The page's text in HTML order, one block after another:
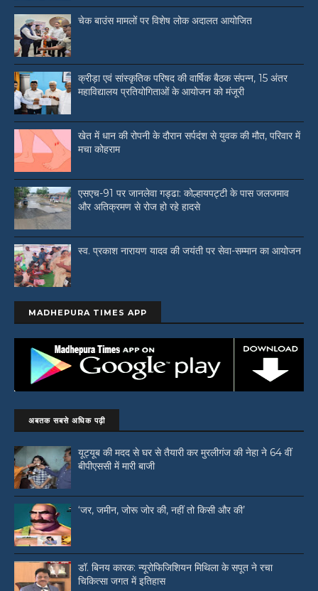
चेक बाउंस मामलों पर विशेष लोक अदालत आयोजित
क्रीड़ा एवं सांस्कृतिक परिषद की वार्षिक बैठक संपन्न, 15 अंतर
महाविद्यालय प्रतियोगिताओं के आयोजन को मंजूरी
खेत में धान की रोपनी के दौरान सर्पदंश से युवक की मौत, परिवार में
मचा कोहराम
एसएच-91 पर जानलेवा गड्ढा: कोल्हायपट्टी के पास जलजमाव
और अतिक्रमण से रोज हो रहे हादसे
स्व. प्रकाश नारायण यादव की जयंती पर सेवा-सम्मान का आयोजन
MADHEPURA TIMES APP
अबतक सबसे अधिक पढ़ी
यूट्यूब की मदद से घर से तैयारी कर मुरलीगंज की नेहा ने 64 वीं
बीपीएससी में मारी बाजी
‘जर, जमीन, जोरू जोर की, नहीं तो किसी और की’
डॉ. बिनय कारक: न्यूरोफिजिशियन मिथिला के सपूत ने रचा
चिकित्सा जगत में इतिहास